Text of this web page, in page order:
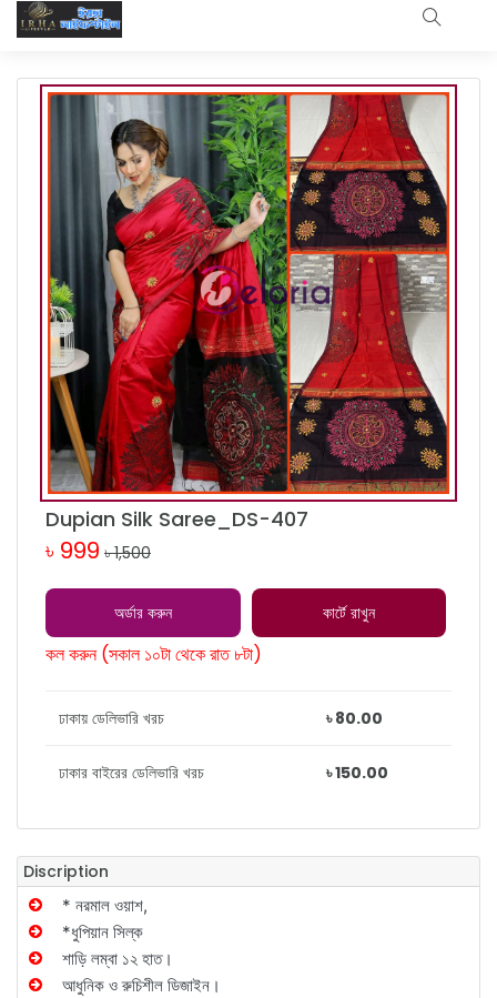
Dupian Silk Saree_DS-407
৳ 999 ৳ 1,500
অর্ডার করুন কার্টে রাখুন
কল করুন (সকাল ১০টা থেকে রাত ৮টা)
ঢাকায় ডেলিভারি খরচ ৳ 80.00
ঢাকার বাইরের ডেলিভারি খরচ ৳ 150.00
Discription
* নরমাল ওয়াশ,
*ধুপিয়ান সিল্ক
শাড়ি লম্বা ১২ হাত।
আধুনিক ও রুচিশীল ডিজাইন।